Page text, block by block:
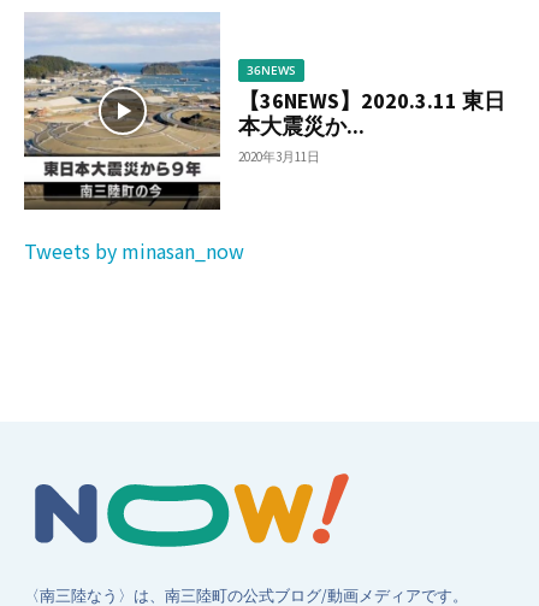
36NEWS
【36NEWS】2020.3.11 東日
本大震災か...
2020年3月11日
Tweets by minasan_now
〈南三陸なう〉は、南三陸町の公式ブログ/動画メディアです。